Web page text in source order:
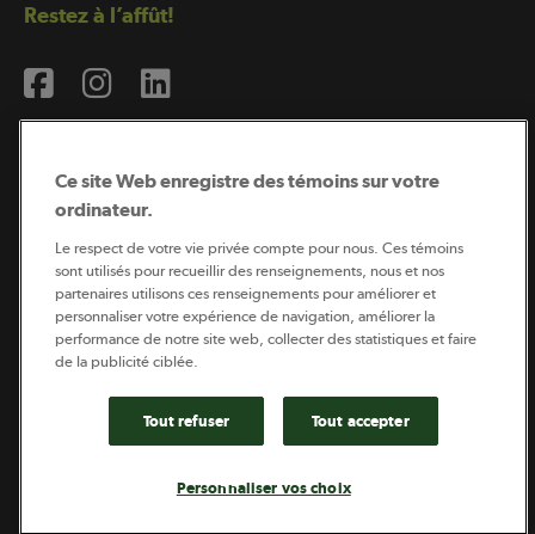
Restez à l’affût!
Coopérateur est publié par Sollio Groupe Coopératif.
Il est l’outil d’information de la coopération agricole
québécoise.
Ce site Web enregistre des témoins sur votre
ordinateur.
Le respect de votre vie privée compte pour nous. Ces témoins
sont utilisés pour recueillir des renseignements, nous et nos
partenaires utilisons ces renseignements pour améliorer et
personnaliser votre expérience de navigation, améliorer la
performance de notre site web, collecter des statistiques et faire
de la publicité ciblée.
Tout refuser Tout accepter
Personnaliser vos choix